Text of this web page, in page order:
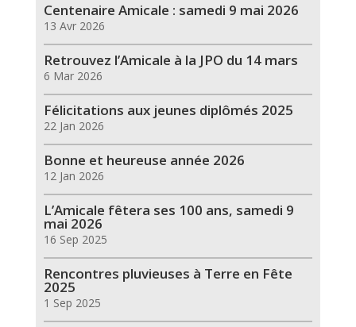
Centenaire Amicale : samedi 9 mai 2026
13 Avr 2026
Retrouvez l’Amicale à la JPO du 14 mars
6 Mar 2026
Félicitations aux jeunes diplômés 2025
22 Jan 2026
Bonne et heureuse année 2026
12 Jan 2026
L’Amicale fêtera ses 100 ans, samedi 9
mai 2026
16 Sep 2025
Rencontres pluvieuses à Terre en Fête
2025
1 Sep 2025